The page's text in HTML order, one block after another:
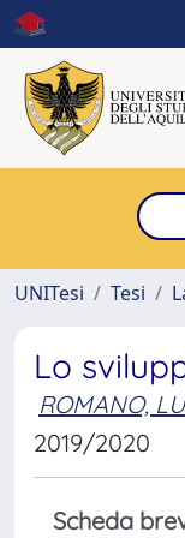
UNITesi
Tesi
Lo
ROMANO,
2019/2020
Scheda